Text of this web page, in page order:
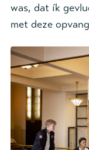
was, dat ík
met deze